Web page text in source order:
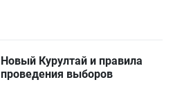
Новый Курултай и правила
проведения выборов